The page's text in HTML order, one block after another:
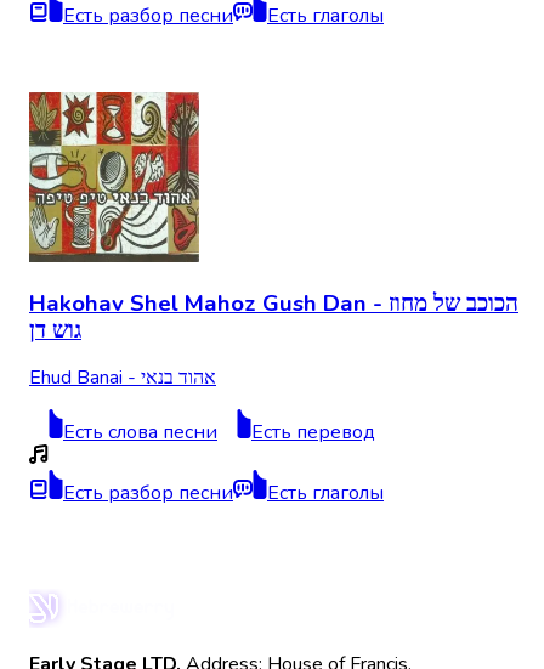
Есть разбор песни Есть глаголы
Hakohav Shel Mahoz Gush Dan - הכוכב של מחוז
גוש דן
Ehud Banai - אהוד בנאי
Есть слова песни Есть перевод
Есть разбор песни Есть глаголы